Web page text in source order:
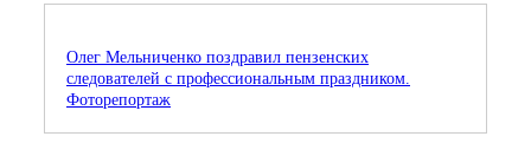
Олег Мельниченко поздравил пензенских
следователей с профессиональным праздником.
Фоторепортаж